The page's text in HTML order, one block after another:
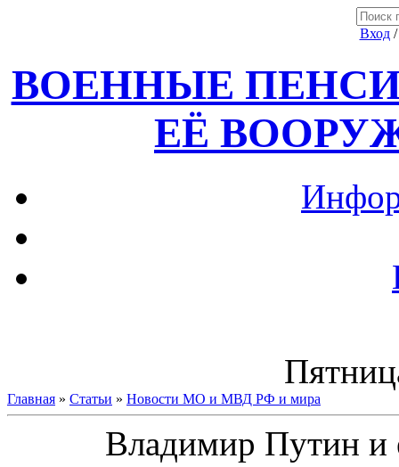
Вход
ВОЕННЫЕ
ЕЁ
Главная » Статьи » Новости МО и МВД РФ и мира
Владимир Путин и